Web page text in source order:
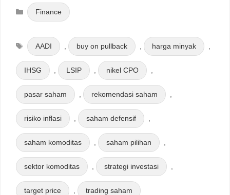
Categories
Finance
Tags
AADI , buy on pullback , harga minyak
IHSG LSIP nikel CPO
pasar saham rekomendasi saham
risiko inflasi saham defensif
saham komoditas saham pilihan
sektor komoditas strategi investasi
target price trading saham